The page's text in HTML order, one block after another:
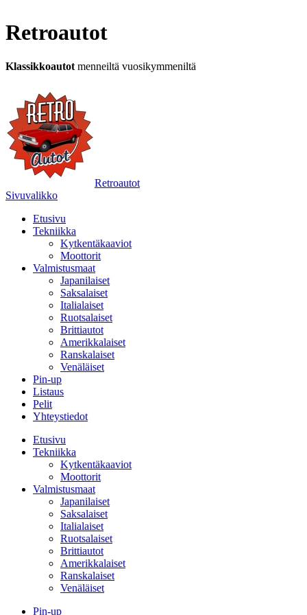
Retroautot
Klassikkoautot menneiltä vuosikymmeniltä
Retroautot
Sivuvalikko
Etusivu
Tekniikka
Kytkentäkaaviot
Moottorit
Valmistusmaat
Japanilaiset
Saksalaiset
Italialaiset
Ruotsalaiset
Brittiautot
Amerikkalaiset
Ranskalaiset
Venäläiset
Pin-up
Listaus
Pelit
Yhteystiedot
Etusivu
Tekniikka
Kytkentäkaaviot
Moottorit
Valmistusmaat
Japanilaiset
Saksalaiset
Italialaiset
Ruotsalaiset
Brittiautot
Amerikkalaiset
Ranskalaiset
Venäläiset
Pin-up